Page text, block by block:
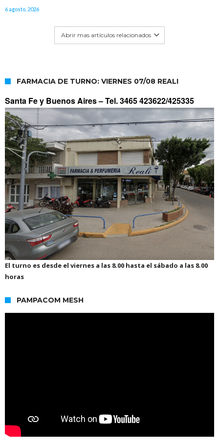
6 agosto, 2026
Abrir mas artículos relacionados
FARMACIA DE TURNO: VIERNES 07/08 REALI
Santa Fe y Buenos Aires –Tel. 3465 423622/425335
El turno es desde el viernes a las 8.00 hasta el sábado a las 8.00
horas
PAMPACOM MESH